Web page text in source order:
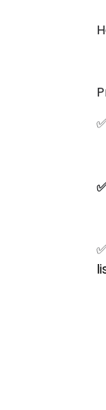
[LIVE] PRINSIP
TUNTAS